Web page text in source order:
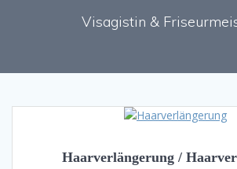
Visagistin &
Haarverlängerung /